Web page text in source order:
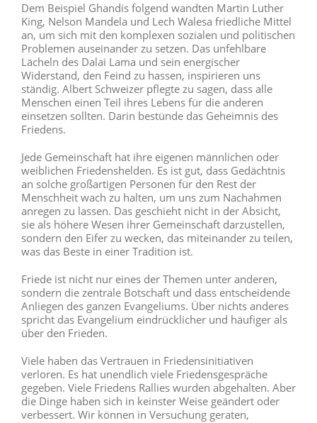
Dem Beispiel Ghandis folgend wandten Martin Luther
King, Nelson Mandela und Lech Walesa friedliche Mittel
an, um sich mit den komplexen sozialen und politischen
Problemen auseinander zu setzen. Das unfehlbare
Lächeln des Dalai Lama und sein energischer
Widerstand, den Feind zu hassen, inspirieren uns
ständig. Albert Schweizer pflegte zu sagen, dass alle
Menschen einen Teil ihres Lebens für die anderen
einsetzen sollten. Darin bestünde das Geheimnis des
Friedens.
Jede Gemeinschaft hat ihre eigenen männlichen oder
weiblichen Friedenshelden. Es ist gut, dass Gedächtnis
an solche großartigen Personen für den Rest der
Menschheit wach zu halten, um uns zum Nachahmen
anregen zu lassen. Das geschieht nicht in der Absicht,
sie als höhere Wesen ihrer Gemeinschaft darzustellen,
sondern den Eifer zu wecken, das miteinander zu teilen,
was das Beste in einer Tradition ist.
Friede ist nicht nur eines der Themen unter anderen,
sondern die zentrale Botschaft und dass entscheidende
Anliegen des ganzen Evangeliums. Über nichts anderes
spricht das Evangelium eindrücklicher und häufiger als
über den Frieden.
Viele haben das Vertrauen in Friedensinitiativen
verloren. Es hat unendlich viele Friedensgespräche
gegeben. Viele Friedens Rallies wurden abgehalten. Aber
die Dinge haben sich in keinster Weise geändert oder
verbessert. Wir können in Versuchung geraten,